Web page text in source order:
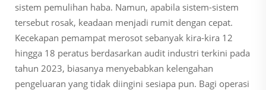
sistem pemulihan haba. Namun, apabila sistem-sistem
tersebut rosak, keadaan menjadi rumit dengan cepat.
Kecekapan pemampat merosot sebanyak kira-kira 12
hingga 18 peratus berdasarkan audit industri terkini pada
tahun 2023, biasanya menyebabkan kelengahan
pengeluaran yang tidak diingini sesiapa pun. Bagi operasi